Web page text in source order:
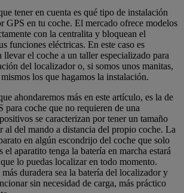
tener en cuenta es qué tipo de instalación
GPS en tu coche. El mercado ofrece modelos
con la centralita y bloquean el
funciones eléctricas. En este caso es
el coche a un taller especializado para
del localizador o, si somos unos manitas,
los que hagamos la instalación.
ahondaremos más en este artículo, es la de
para coche que no requieren de una
se caracterizan por tener un tamaño
al del mando a distancia del propio coche. La
en algún escondrijo del coche que solo
el aparatito tenga la batería en marcha estará
lo puedas localizar en todo momento.
duradera sea la batería del localizador y
sin necesidad de carga, más práctico